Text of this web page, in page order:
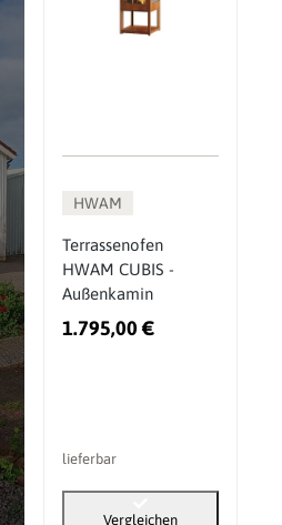
HWAM
Terrassenofen
HWAM CUBIS -
Außenkamin
1.795,00 €
lieferbar
Vergleichen